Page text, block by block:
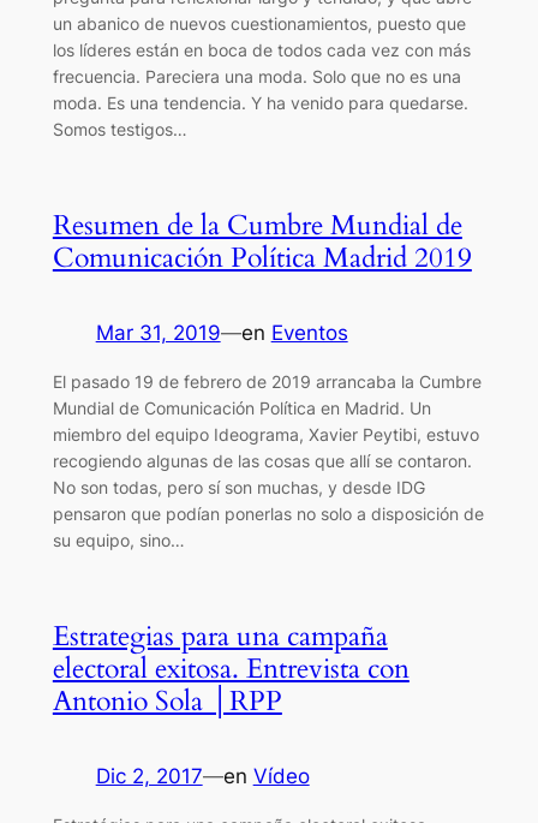
un abanico de nuevos cuestionamientos, puesto que
los líderes están en boca de todos cada vez con más
frecuencia. Pareciera una moda. Solo que no es una
moda. Es una tendencia. Y ha venido para quedarse.
Somos testigos…
Resumen de la Cumbre Mundial de
Comunicación Política Madrid 2019
Mar 31, 2019—en Eventos
El pasado 19 de febrero de 2019 arrancaba la Cumbre
Mundial de Comunicación Política en Madrid. Un
miembro del equipo Ideograma, Xavier Peytibi, estuvo
recogiendo algunas de las cosas que allí se contaron.
No son todas, pero sí son muchas, y desde IDG
pensaron que podían ponerlas no solo a disposición de
su equipo, sino…
Estrategias para una campaña
electoral exitosa. Entrevista con
Antonio Sola │RPP
Dic 2, 2017—en Vídeo